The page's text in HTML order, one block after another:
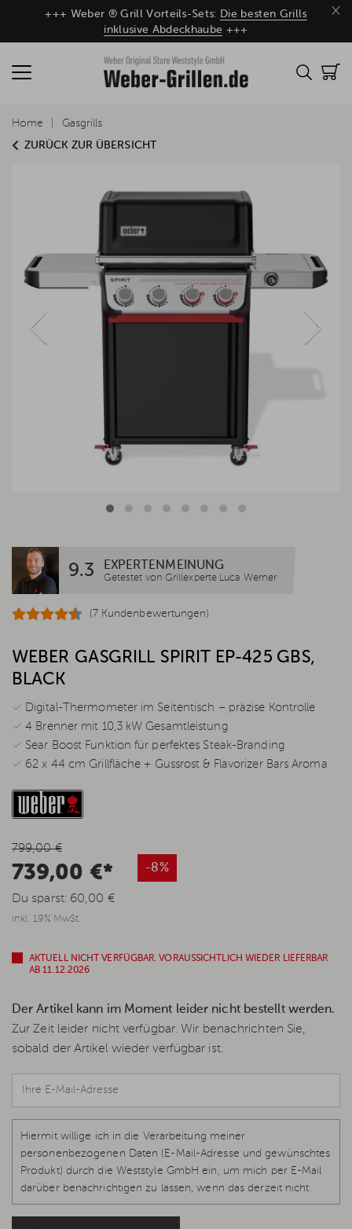
×
+++ Weber ® Grill Vorteils-Sets: Die besten Grills
inklusive Abdeckhaube +++
ZURÜCK ZUR ÜBERSICHT
Home Gasgrills
9.3 EXPERTENMEINUNG
Getestet von Grillexperte Luca Werner
(7 Kundenbewertungen)
WEBER GASGRILL SPIRIT EP-425 GBS,
BLACK
✓ Digital-Thermometer im Seitentisch – präzise Kontrolle
✓ 4 Brenner mit 10,3 kW Gesamtleistung
✓ Sear Boost Funktion für perfektes Steak-Branding
✓ 62 x 44 cm Grillfläche + Gussrost & Flavorizer Bars Aroma
799,00 €
739,00 €* -8%
Du sparst: 60,00 €
inkl. 19% MwSt.
AKTUELL NICHT VERFÜGBAR. VORAUSSICHTLICH WIEDER LIEFERBAR
AB 11.12.2026
Der Artikel kann im Moment leider nicht bestellt werden.
Zur Zeit leider nicht verfügbar. Wir benachrichten Sie,
sobald der Artikel wieder verfügbar ist.
Hiermit willige ich in die Verarbeitung meiner
personenbezogenen Daten (E-Mail-Adresse und gewünschtes
Produkt) durch die Weststyle GmbH ein, um mich per E-Mail
darüber benachrichtigen zu lassen, wenn das derzeit nicht
verfügbare Produkt wieder vorrätig und lieferbar ist.